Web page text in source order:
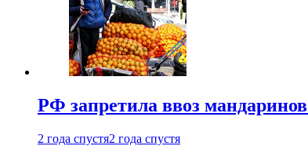
РФ запретила ввоз
2 года спустя2 года спустя